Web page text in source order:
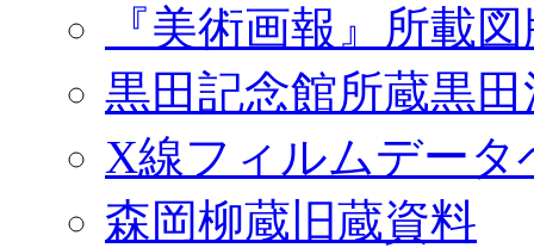
『美術画報』所載
黒田記念館所蔵黒
X線フィルムデータ
森岡柳蔵旧蔵資料